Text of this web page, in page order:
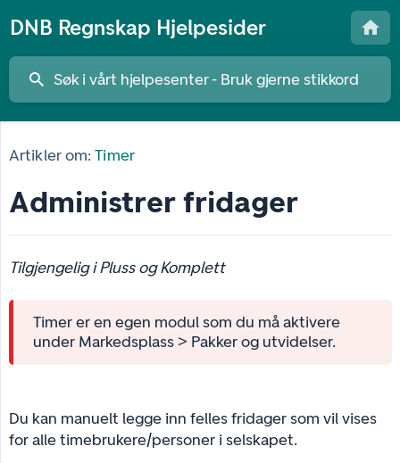
DNB Regnskap Hjelpesider
Artikler om: Timer
Administrer fridager
Tilgjengelig i Pluss og Komplett
Timer er en egen modul som du må aktivere
under Markedsplass > Pakker og utvidelser.
Du kan manuelt legge inn felles fridager som vil vises
for alle timebrukere/personer i selskapet.